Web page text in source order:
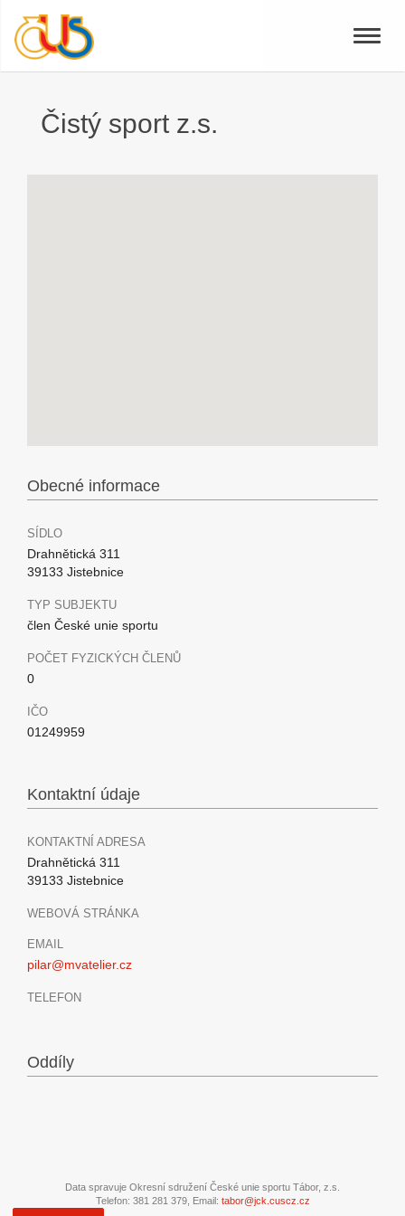
Toggle
Čistý sport z.s.
Obecné informace
SÍDLO
Drahnětická 311
39133 Jistebnice
TYP SUBJEKTU
člen České unie sportu
POČET FYZICKÝCH ČLENŮ
0
IČO
01249959
Kontaktní údaje
KONTAKTNÍ ADRESA
Drahnětická 311
39133 Jistebnice
WEBOVÁ STRÁNKA
EMAIL
pilar@mvatelier.cz
TELEFON
Oddíly
Data spravuje Okresní sdružení České unie sportu Tábor, z.s.
Telefon: 381 281 379, Email: tabor@jck.cuscz.cz